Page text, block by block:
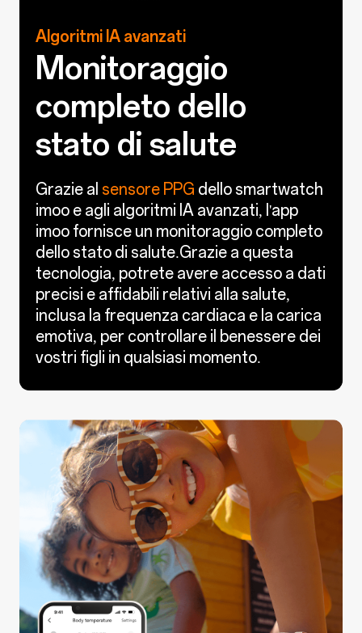
Algoritmi IA avanzati
Monitoraggio
completo dello
stato di salute
Grazie al sensore PPG dello smartwatch
imoo e agli algoritmi IA avanzati, l'app
imoo fornisce un monitoraggio completo
dello stato di salute.Grazie a questa
tecnologia, potrete avere accesso a dati
precisi e affidabili relativi alla salute,
inclusa la frequenza cardiaca e la carica
emotiva, per controllare il benessere dei
vostri figli in qualsiasi momento.